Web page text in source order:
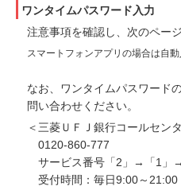
ワンタイムパスワード入力
注意事項を確認し、次のペー
スマートフォンアプリの場合は自動
なお、ワンタイムパスワード
問い合わせください。
＜三菱ＵＦＪ銀行コールセン
0120-860-777
サービス番号「2」→「1」→
受付時間：毎日9:00～21:00